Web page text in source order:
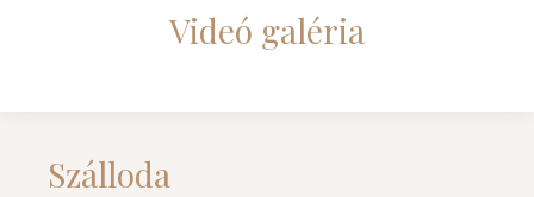
Videó galéria
Szálloda